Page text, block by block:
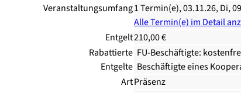
Veranstaltungsumfang1 Termin(e), 03.11.26, Di,
Alle Termin(e) im Detail
Entgelt210,00 €
Rabattierte
Entgelte
FU-Beschäftigte:
Beschäftigte eines
ArtPräsenz